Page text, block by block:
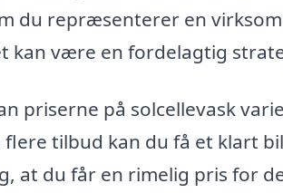
du repræsenterer en
kan være en fordelagtig
priserne på solcellevask
tilbud kan du få et klart
at du får en rimelig pris for